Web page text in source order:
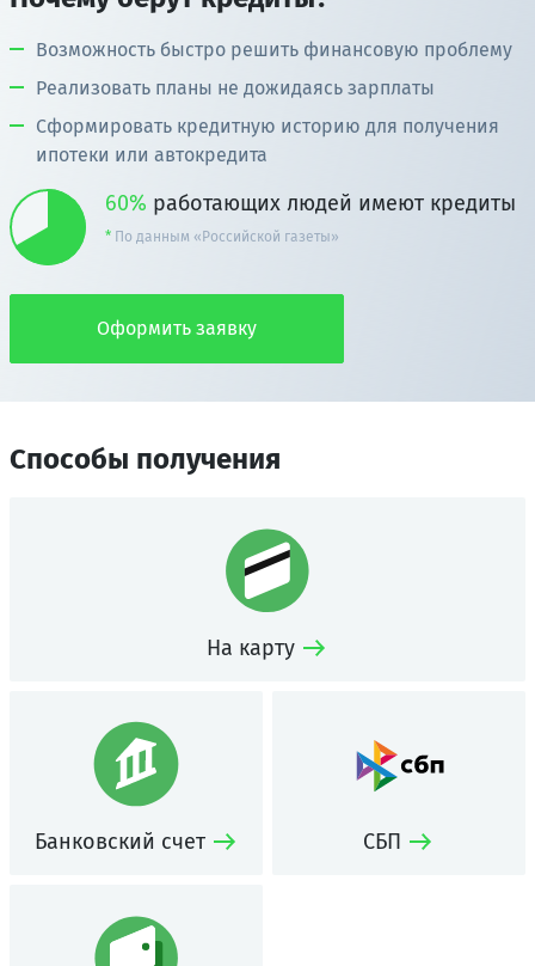
Возможность быстро решить финансовую проблему
Реализовать планы не дожидаясь зарплаты
Сформировать кредитную историю для получения
ипотеки или автокредита
60% работающих людей имеют кредиты
По данным «Российской газеты»
Оформить заявку
Способы получения
На карту
Банковский счет СБП